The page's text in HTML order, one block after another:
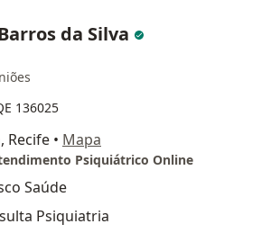
da Silva
136025
Recife • Mapa
Psiquiátrico Online
Saúde
Psiquiatria